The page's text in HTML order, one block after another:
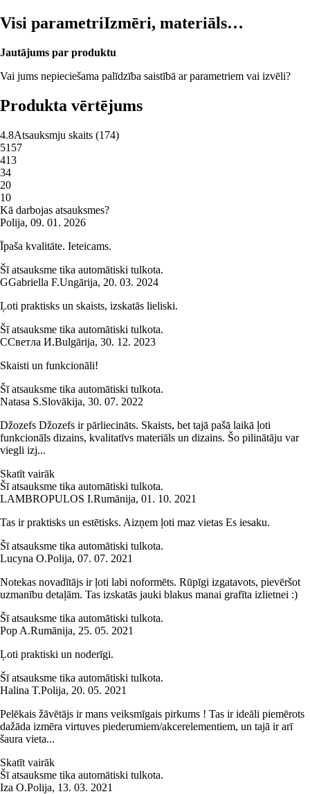
Visi parametriIzmēri, materiāls…
Jautājums par produktu
Vai jums nepieciešama palīdzība saistībā ar parametriem vai izvēli?
Produkta vērtējums
4.8Atsauksmju skaits (174)
5157
413
34
20
10
Kā darbojas atsauksmes?
Polija, 09. 01. 2026
Īpaša kvalitāte. Ieteicams.
Šī atsauksme tika automātiski tulkota.
GGabriella F.Ungārija, 20. 03. 2024
Ļoti praktisks un skaists, izskatās lieliski.
Šī atsauksme tika automātiski tulkota.
ССветла И.Bulgārija, 30. 12. 2023
Skaisti un funkcionāli!
Šī atsauksme tika automātiski tulkota.
Natasa S.Slovākija, 30. 07. 2022
Džozefs Džozefs ir pārliecināts. Skaists, bet tajā pašā laikā ļoti
funkcionāls dizains, kvalitatīvs materiāls un dizains. Šo pilinātāju var
viegli izj...
Skatīt vairāk
Šī atsauksme tika automātiski tulkota.
LAMBROPULOS I.Rumānija, 01. 10. 2021
Tas ir praktisks un estētisks. Aizņem ļoti maz vietas Es iesaku.
Šī atsauksme tika automātiski tulkota.
Lucyna O.Polija, 07. 07. 2021
Notekas novadītājs ir ļoti labi noformēts. Rūpīgi izgatavots, pievēršot
uzmanību detaļām. Tas izskatās jauki blakus manai grafīta izlietnei :)
Šī atsauksme tika automātiski tulkota.
Pop A.Rumānija, 25. 05. 2021
Ļoti praktiski un noderīgi.
Šī atsauksme tika automātiski tulkota.
Halina T.Polija, 20. 05. 2021
Pelēkais žāvētājs ir mans veiksmīgais pirkums ! Tas ir ideāli piemērots
dažāda izmēra virtuves piederumiem/akcerelementiem, un tajā ir arī
šaura vieta...
Skatīt vairāk
Šī atsauksme tika automātiski tulkota.
Iza O.Polija, 13. 03. 2021